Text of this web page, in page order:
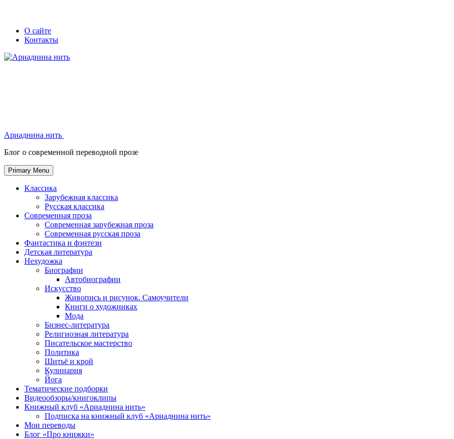
Skip
Secondary
left
navigation
Secondary
right
navigation
О сайте
Контакты
Ариаднина нить
Блог о современной переводной прозе
Primary Menu
Классика
Зарубежная классика
Русская классика
Современная проза
Современная зарубежная проза
Современная русская проза
Фантастика и фэнтези
Детская литература
Нехудожка
Биографии
Автобиографии
Искусство
Живопись и рисунок. Самоучители
Книги о художниках
Мода
Бизнес-литература
Религиозная литература
Писательское мастерство
Политика
Шитьё и крой
Кулинария
Йога
Тематические подборки
Видеообзоры/книгоклипы
Книжный клуб «Ариаднина нить»
Подписка на книжный клуб «Ариаднина нить»
Мои переводы
Блог «Про книжки»